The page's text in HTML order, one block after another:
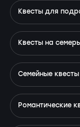
Квесты для
Квесты на
Семейные
Романтические